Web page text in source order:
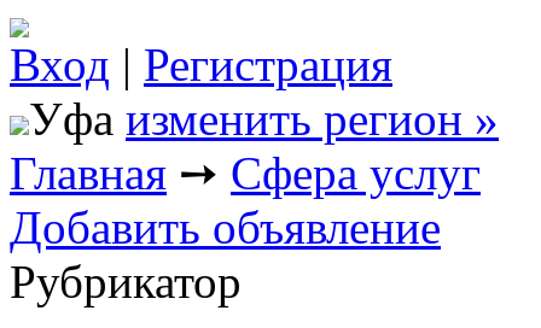
Вход | Регистрация
Уфа изменить регион »
Главная ➙ Сфера услуг
Добавить объявление
Рубрикатор